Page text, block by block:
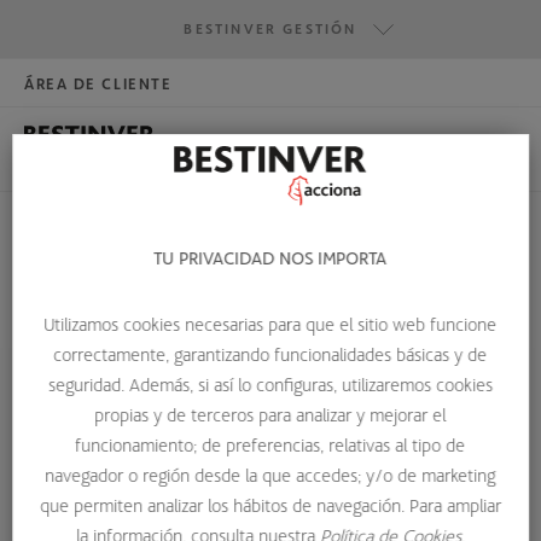
BESTINVER GESTIÓN
BESTINVER SECURITIES
BESTINVER ACTIVOS INMOBILIARIOS
ÁREA DE CLIENTE
HOME GLOSARIO DE TÉRMINOS FOREX
Forex son las siglas deForeign Exchange, también es
conocido comomercado de divisas , es el mercado global
TU PRIVACIDAD NOS IMPORTA
Utilizamos cookies necesarias para que el sitio web funcione
correctamente, garantizando funcionalidades básicas y de
seguridad. Además, si así lo configuras, utilizaremos cookies
propias y de terceros para analizar y mejorar el
funcionamiento; de preferencias, relativas al tipo de
navegador o región desde la que accedes; y/o de marketing
que permiten analizar los hábitos de navegación. Para ampliar
la información, consulta nuestra Política de Cookies.